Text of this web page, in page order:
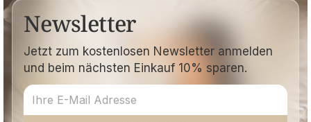
Newsletter
Jetzt zum kostenlosen Newsletter anmelden
und beim nächsten Einkauf 10% sparen.